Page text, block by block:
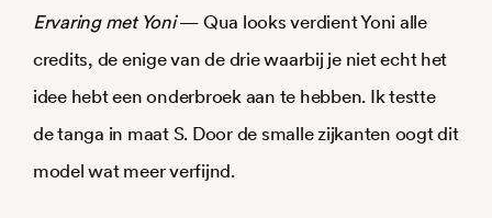
Ervaring met Yoni— Qua looks verdient Yoni alle
credits, de enige van de drie waarbij je niet echt het
idee hebt een onderbroek aan te hebben. Ik testte
de tanga in maat S. Door de smalle zijkanten oogt dit
model wat meer verfijnd.